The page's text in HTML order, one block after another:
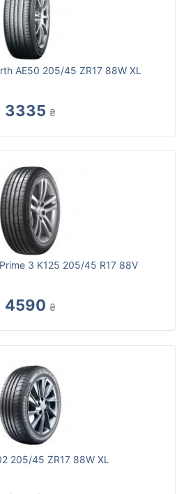
AE50 205/45 ZR17 88W XL
3335 ₴
3 K125 205/45 R17 88V
4590 ₴
205/45 ZR17 88W XL